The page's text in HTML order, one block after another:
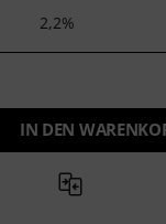
2,2%
IN DEN